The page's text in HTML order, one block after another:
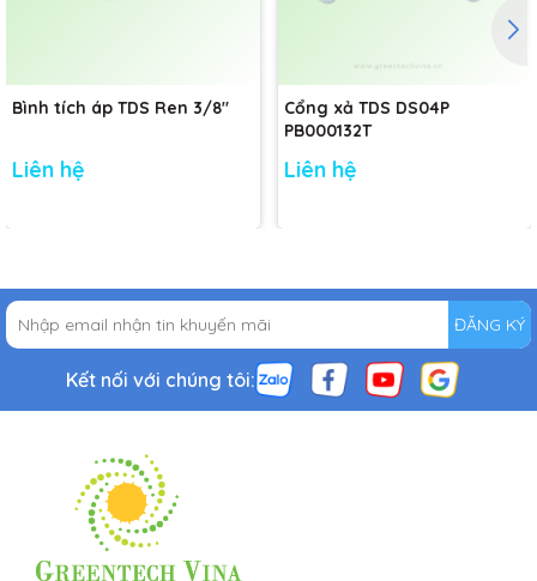
Bình tích áp TDS Ren 3/8"
Liên hệ
Cổng xả TDS DS04P
PB000132T
Liên hệ
ĐĂNG KÝ
Kết nối với chúng tôi: